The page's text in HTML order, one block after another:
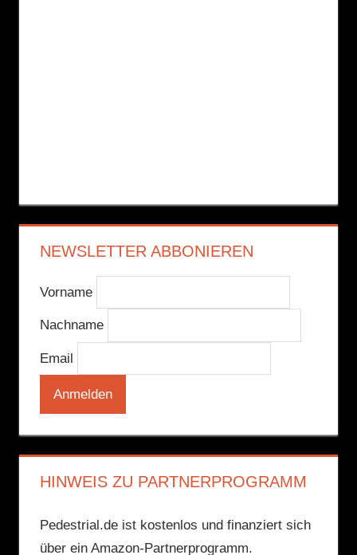
NEWSLETTER ABBONIEREN
Vorname
Nachname
Email
HINWEIS ZU PARTNERPROGRAMM
Pedestrial.de ist kostenlos und finanziert sich
über ein Amazon-Partnerprogramm.